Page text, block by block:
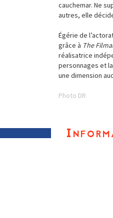
cauchemar. Ne
autres, elle
Égérie de
grâce à The
réalisatrice
personnages et
une dimension
Photo DR